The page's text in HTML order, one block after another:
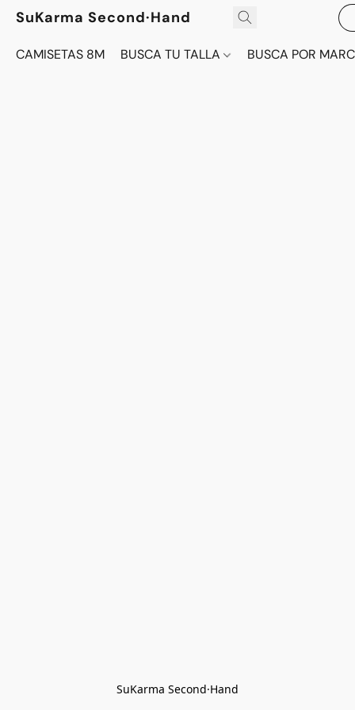
SuKarma Second·Hand
CAMISETAS 8M BUSCA TU TALLA BUSCA POR
SuKarma Second·Hand